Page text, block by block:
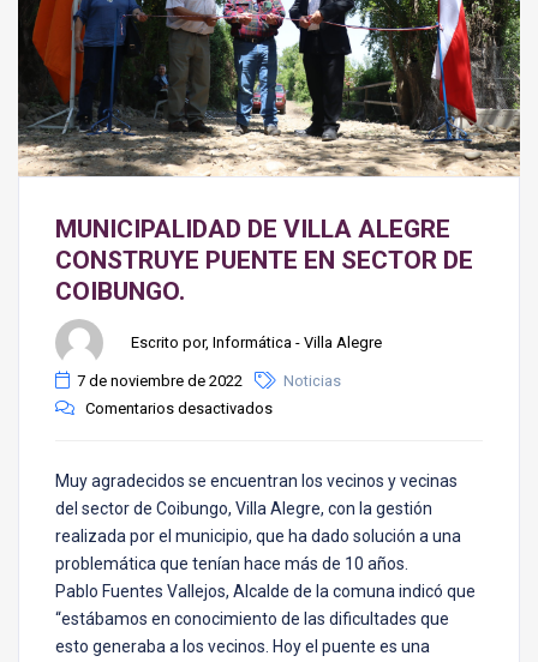
MEDIO AMBIENTE
MUNICIPALIDAD DE VILLA ALEGRE
CONSTRUYE PUENTE EN SECTOR DE
COIBUNGO.
Escrito por, Informática - Villa Alegre
7 de noviembre de 2022
Noticias
Comentarios desactivados
Muy agradecidos se encuentran los vecinos y vecinas
del sector de Coibungo, Villa Alegre, con la gestión
realizada por el municipio, que ha dado solución a una
problemática que tenían hace más de 10 años.
Pablo Fuentes Vallejos, Alcalde de la comuna indicó que
“estábamos en conocimiento de las dificultades que
esto generaba a los vecinos. Hoy el puente es una